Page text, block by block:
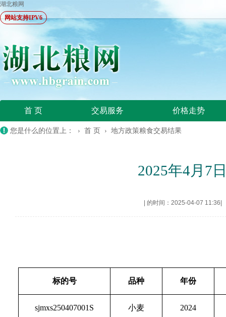
湖北粮网
网站支持IPV6
首 页 交易服务 价格走势
您是什么的位置上： › 首 页 › 地方政策粮食交易结果
2025年4月7
的时间：2025-04-07 11:36
标的号 品种 年份
sjmxs250407001S 小麦 2024